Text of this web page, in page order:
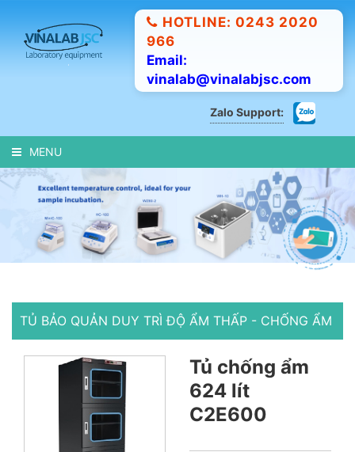
HOTLINE: 0243 2020
966
Email:
vinalab@vinalabjsc.com
Zalo Support:
MENU
TỦ BẢO QUẢN DUY TRÌ ĐỘ ẨM THẤP - CHỐNG ẨM
Tủ chống ẩm
624 lít
C2E600